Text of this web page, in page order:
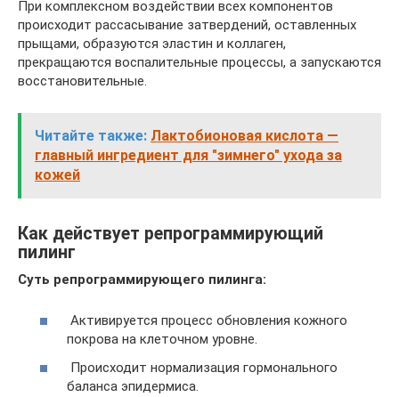
При комплексном воздействии всех компонентов
происходит рассасывание затвердений, оставленных
прыщами, образуются эластин и коллаген,
прекращаются воспалительные процессы, а запускаются
восстановительные.
Читайте также: Лактобионовая кислота —
главный ингредиент для "зимнего" ухода за
кожей
Как действует репрограммирующий
пилинг
Суть репрограммирующего пилинга:
Активируется процесс обновления кожного
покрова на клеточном уровне.
Происходит нормализация гормонального
баланса эпидермиса.